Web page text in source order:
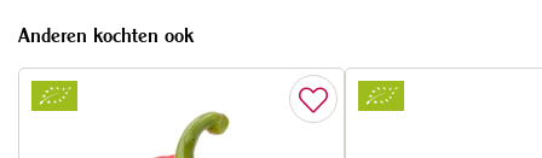
Anderen kochten ook